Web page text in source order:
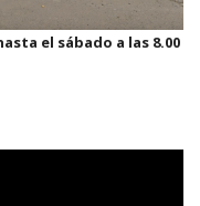
el sábado a las 8.00